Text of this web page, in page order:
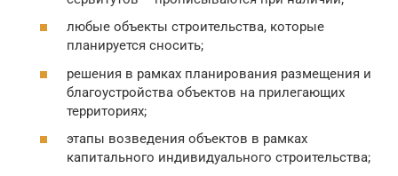
любые объекты строительства, которые
планируется сносить;
решения в рамках планирования размещения и
благоустройства объектов на прилегающих
территориях;
этапы возведения объектов в рамках
капитального индивидуального строительства;